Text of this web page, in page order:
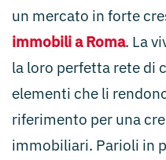
un mercato in forte
immobili a Roma. La
la loro perfetta rete di
elementi che li
riferimento per una
immobiliari. Parioli in